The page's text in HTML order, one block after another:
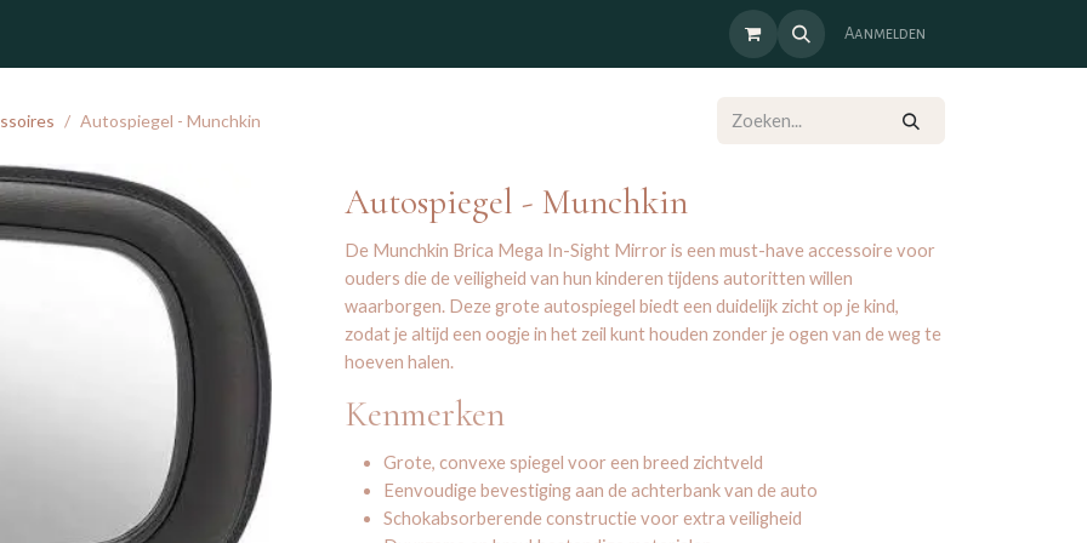
Aanmelden
Autospiegel - Munchkin
Autospiegel - Munchkin
De Munchkin Brica Mega In-Sight Mirror is een must-have accessoire voor
ouders die de veiligheid van hun kinderen tijdens autoritten willen
waarborgen. Deze grote autospiegel biedt een duidelijk zicht op je kind,
zodat je altijd een oogje in het zeil kunt houden zonder je ogen van de weg te
hoeven halen.
Kenmerken
Grote, convexe spiegel voor een breed zichtveld
Eenvoudige bevestiging aan de achterbank van de auto
Schokabsorberende constructie voor extra veiligheid